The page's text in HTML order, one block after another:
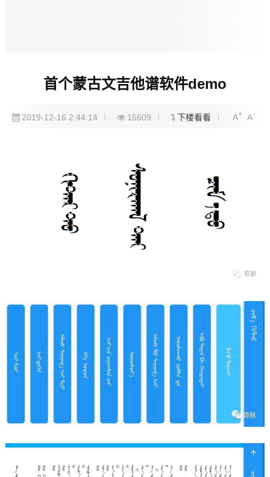
首个蒙古文吉他谱软件demo
2019-12-16 2:44:14 15609 下楼看看 A+ A-